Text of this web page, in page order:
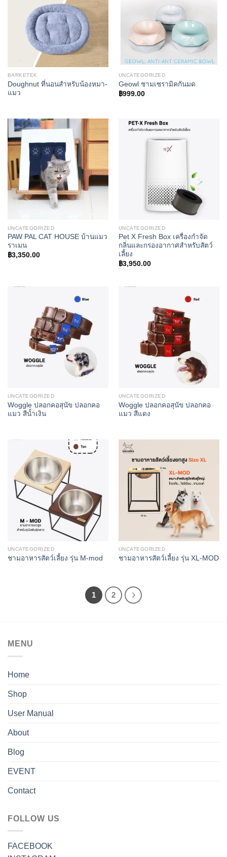
BARKETEK
Doughnut ที่นอนสำหรับน้องหมา-
แมว
UNCATEGORIZED
Geowl ชามเซรามิคกันมด
฿999.00
UNCATEGORIZED
PAW PAL CAT HOUSE บ้านแมว
ราเมน
฿3,350.00
UNCATEGORIZED
Pet X Fresh Box เครื่องกำจัด
กลิ่นและกรองอากาศสำหรับสัตว์
เลี้ยง
฿3,950.00
UNCATEGORIZED
Woggle ปลอกคอสุนัข ปลอกคอ
แมว สีน้ำเงิน
UNCATEGORIZED
Woggle ปลอกคอสุนัข ปลอกคอ
แมว สีแดง
UNCATEGORIZED
ชามอาหารสัตว์เลี้ยง รุ่น M-mod
UNCATEGORIZED
ชามอาหารสัตว์เลี้ยง รุ่น XL-MOD
1 2
MENU
Home
Shop
User Manual
About
Blog
EVENT
Contact
FOLLOW US
FACEBOOK